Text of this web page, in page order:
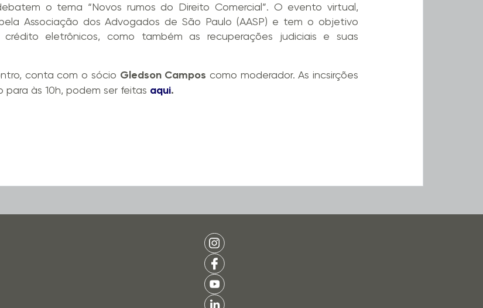
o tema “Novos rumos do Direito Comercial”. O evento virtual,
Associação dos Advogados de São Paulo (AASP) e tem o objetivo
eletrônicos, como também as recuperações judiciais e suas
conta com o sócio Gledson Campos como moderador. As incsirções
às 10h, podem ser feitas aqui.